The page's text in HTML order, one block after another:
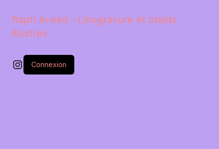
Raph Arwell – Linogravure et objets
illustrés
Instagram
Connexion